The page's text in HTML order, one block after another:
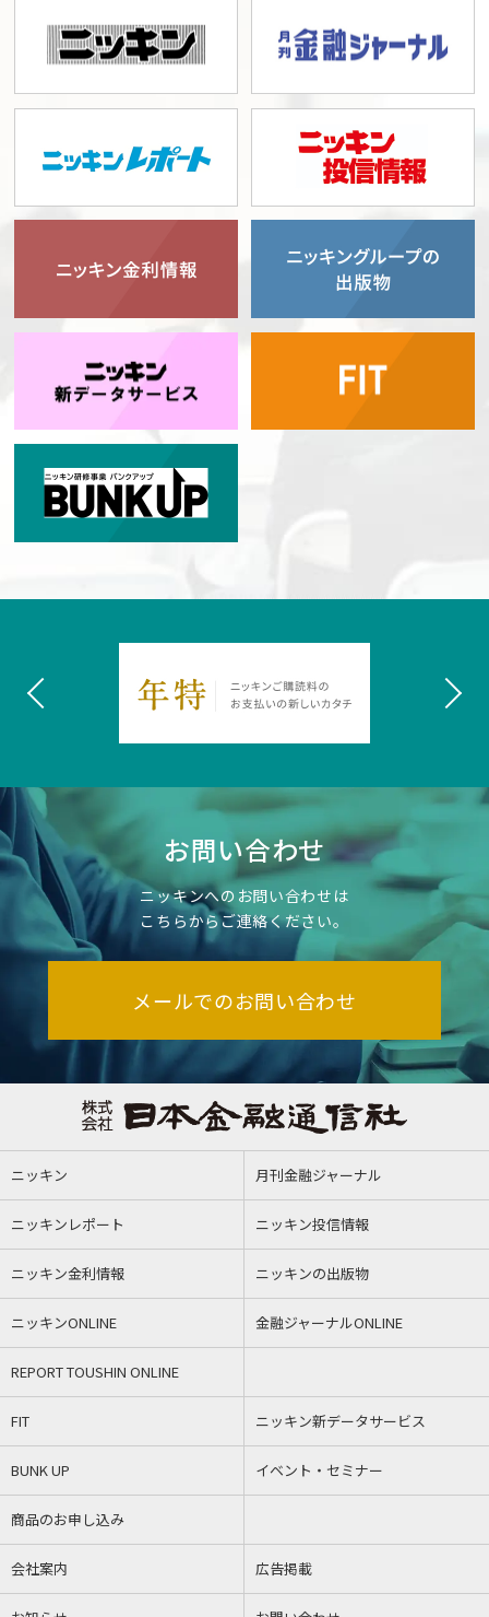
お問い合わせ
ニッキンへのお問い合わせは
こちらからご連絡ください。
メールでのお問い合わせ
ニッキン 月刊金融ジャーナル
ニッキンレポート ニッキン投信情報
ニッキン金利情報 ニッキンの出版物
ニッキンONLINE 金融ジャーナルONLINE
REPORT TOUSHIN ONLINE
FIT ニッキン新データサービス
BUNK UP イベント・セミナー
商品のお申し込み
会社案内 広告掲載